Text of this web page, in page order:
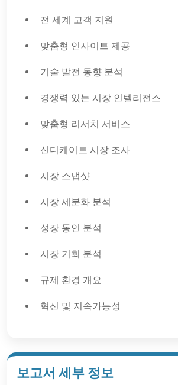
전 세계 고객 지원
맞춤형 인사이트 제공
기술 발전 동향 분석
경쟁력 있는 시장 인텔리전스
맞춤형 리서치 서비스
신디케이트 시장 조사
시장 스냅샷
시장 세분화 분석
성장 동인 분석
시장 기회 분석
규제 환경 개요
혁신 및 지속가능성
보고서 세부 정보